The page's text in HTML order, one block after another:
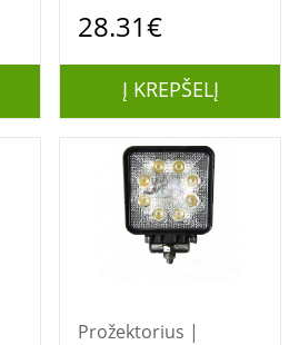
28.31€
Į KREPŠELĮ
Prožektorius |